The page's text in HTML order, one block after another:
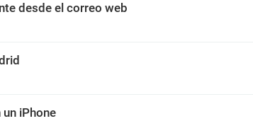
desde el correo web
iPhone